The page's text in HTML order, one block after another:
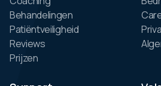
Behandelingen
Patiëntveiligheid
Reviews
Prijzen